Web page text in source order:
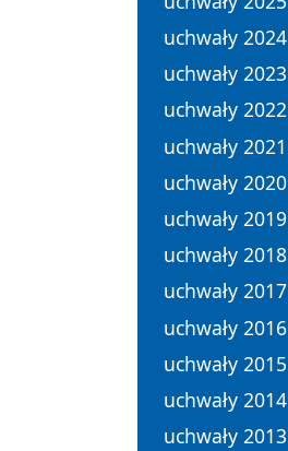
uchwały 2024
uchwały 2023
uchwały 2022
uchwały 2021
uchwały 2020
uchwały 2019
uchwały 2018
uchwały 2017
uchwały 2016
uchwały 2015
uchwały 2014
uchwały 2013